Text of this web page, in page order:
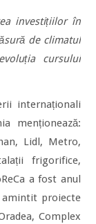
investițiilor în
de climatul
cursului
internaționali
menționează:
Lidl, Metro,
frigorifice,
a fost anul
amintit proiecte
Complex